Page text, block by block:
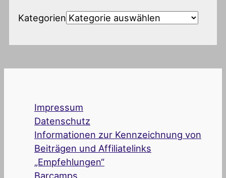
Kategorien
Impressum
Datenschutz
Informationen zur Kennzeichnung von
Beiträgen und Affiliatelinks
„Empfehlungen“
Barcamps